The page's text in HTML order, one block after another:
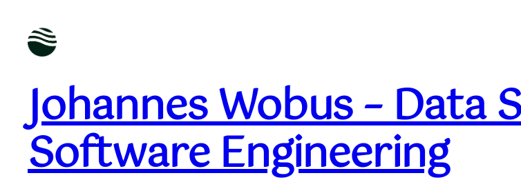
Johannes Wobus – Data
Software Engineering